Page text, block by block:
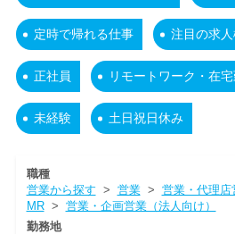
定時で帰れる仕事 注目の求
正社員 リモートワーク・在
未経験 土日祝日休み
職種
営業から探す > 営業> 営業・代理店
MR> 営業・企画営業（法人向け）
勤務地